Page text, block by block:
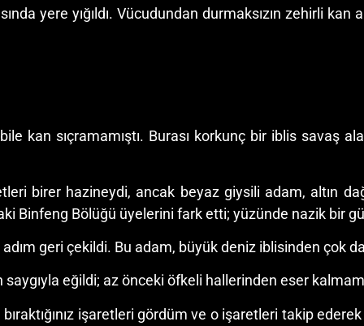
yere yığıldı. Vücudundan durmaksızın zehirli
kan sıçramamıştı. Burası korkunç bir iblis savaş
birer hazineydi, ancak beyaz giysili adam, altın
Binfeng Bölüğü üyelerini fark etti; yüzünde nazik bir
geri çekildi. Bu adam, büyük deniz iblisinden çok
saygıyla eğildi; az önceki öfkeli hallerinden eser
işaretleri gördüm ve o işaretleri takip